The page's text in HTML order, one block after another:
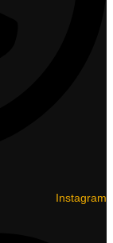
Instagram